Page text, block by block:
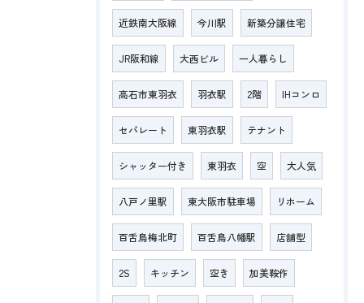
近鉄南大阪線 今川駅 新築分譲住宅
JR阪和線 大西ビル 一人暮らし
高石市東羽衣 羽衣駅 2階 IHコンロ
セパレート 東羽衣駅 テナント
シャッター付き 東羽衣 空 大人気
八戸ノ里駅 東大阪市駐車場 リホーム
百舌鳥梅北町 百舌鳥八幡駅 店舗型
2S キッチン 空き 加美鞍作